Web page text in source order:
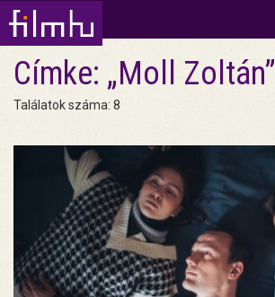
Címke: „Moll Zoltán”
Találatok száma: 8